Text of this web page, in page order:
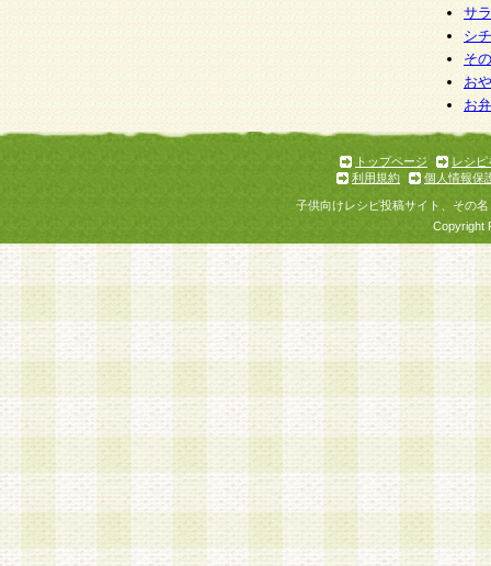
サ
シ
そ
お
お
トップページ
レシピ
利用規約
個人情報保
子供向けレシピ投稿サイト、その
Copyright